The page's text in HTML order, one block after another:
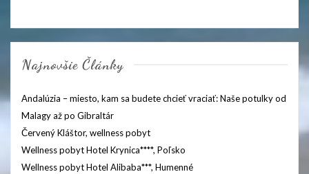
Najnovšie Články
Andalúzia – miesto, kam sa budete chcieť vraciať: Naše potulky od
Malagy až po Gibraltár
Červený Kláštor, wellness pobyt
Wellness pobyt Hotel Krynica****, Poľsko
Wellness pobyt Hotel Alibaba***, Humenné